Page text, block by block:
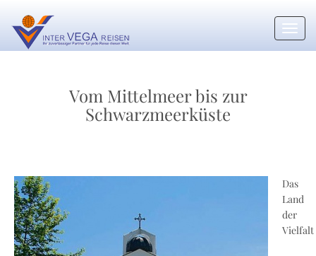
Vom Mittelmeer bis zur
Schwarzmeerküste
Das
Land
der
Vielfalt